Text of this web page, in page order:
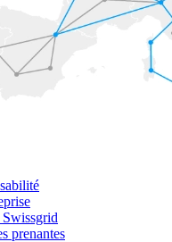
prenantes